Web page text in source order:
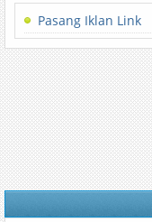
Pasang Iklan Link